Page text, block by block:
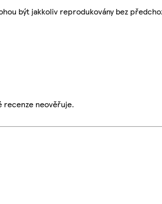
být jakkoliv reprodukovány bez
recenze neověřuje.